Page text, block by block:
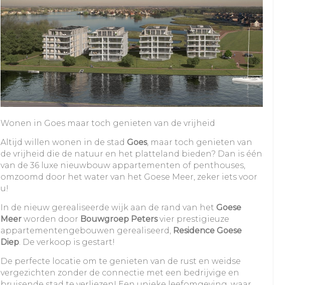
Wonen in Goes maar toch genieten van de vrijheid
Altijd willen wonen in de stad Goes, maar toch genieten van
de vrijheid die de natuur en het platteland bieden? Dan is één
van de 36 luxe nieuwbouw appartementen of penthouses,
omzoomd door het water van het Goese Meer, zeker iets voor
u!
In de nieuw gerealiseerde wijk aan de rand van het Goese
Meer worden door Bouwgroep Petersvier prestigieuze
appartementengebouwen gerealiseerd, Residence Goese
Diep. De verkoop is gestart!
De perfecte locatie om te genieten van de rust en weidse
vergezichten zonder de connectie met een bedrijvige en